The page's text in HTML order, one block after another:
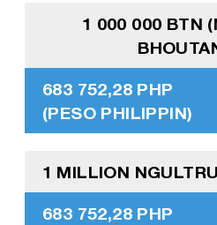
1 000 000 BTN
683 752,28 PHP
(PESO PHILIPPIN)
1 MILLION
683 752,28 PHP